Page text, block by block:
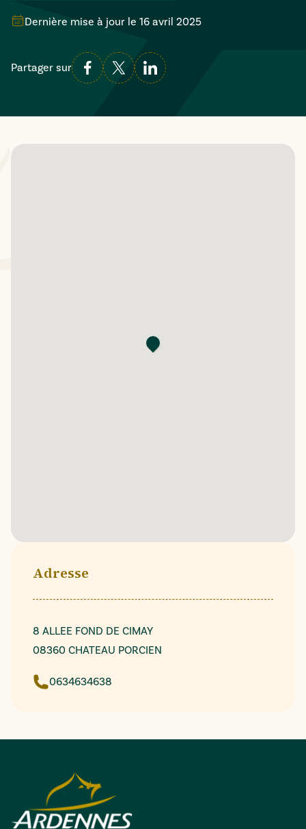
Dernière mise à jour le 16 avril 2025
Partager sur
Adresse
8 ALLEE FOND DE CIMAY
08360 CHATEAU PORCIEN
0634634638